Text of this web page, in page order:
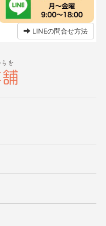
LINEの問合せ方法